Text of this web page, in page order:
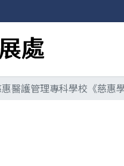
醫護管理專科學校《慈惠